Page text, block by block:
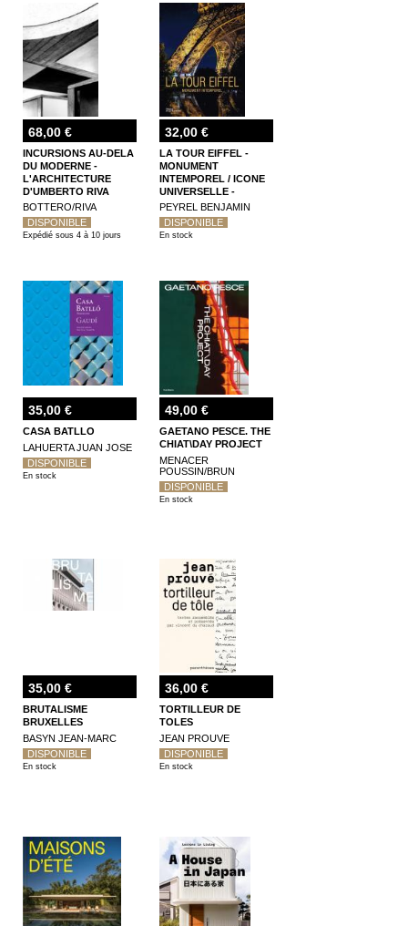
68,00 €
INCURSIONS AU-DELA
DU MODERNE -
L'ARCHITECTURE
D'UMBERTO RIVA
BOTTERO/RIVA
DISPONIBLE
Expédié sous 4 à 10 jours
32,00 €
LA TOUR EIFFEL -
MONUMENT
INTEMPOREL / ICONE
UNIVERSELLE -
NOUVELLE EDITION
PEYREL BENJAMIN
DISPONIBLE
En stock
35,00 €
CASA BATLLO
LAHUERTA JUAN JOSE
DISPONIBLE
En stock
49,00 €
GAETANO PESCE. THE
CHIAT\DAY PROJECT
MENACER
POUSSIN/BRUN
DISPONIBLE
En stock
35,00 €
BRUTALISME
BRUXELLES
BASYN JEAN-MARC
DISPONIBLE
En stock
36,00 €
TORTILLEUR DE
TOLES
JEAN PROUVE
DISPONIBLE
En stock